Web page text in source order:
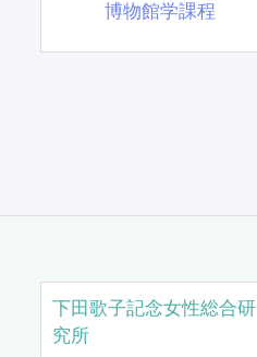
博物館学課程
下田歌子記念女性総合研
究所